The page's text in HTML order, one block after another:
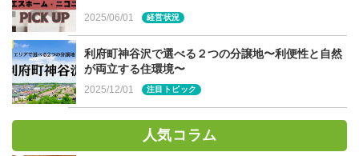
狭くなるほど坪単価は上がる？
一般的に家が大きくなるほど価格は上がります。しかし、
坪単価は家が狭くなるほど上がることがほとんどです。と
2025/06/01 経営状況
利府町神谷沢で選べる２つの分譲地〜利便性と自然
が両立する住環境〜
2025/12/01 注目トピック
人気コラム